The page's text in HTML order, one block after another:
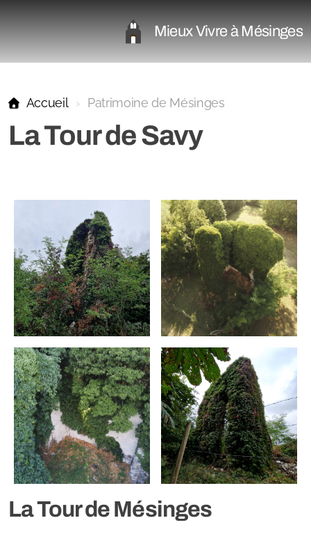
Mieux Vivre à Mésinges
Accueil Patrimoine de Mésinges
La Tour de Savy
La Tour de Mésinges
Le Programme
La Restauration
Les Animations
Les Accès
Foire de la Saint Maurice 2025
Asso et commerces